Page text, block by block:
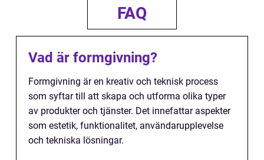
FAQ
Vad är formgivning?
Formgivning är en kreativ och teknisk process
som syftar till att skapa och utforma olika typer
av produkter och tjänster. Det innefattar aspekter
som estetik, funktionalitet, användarupplevelse
och tekniska lösningar.